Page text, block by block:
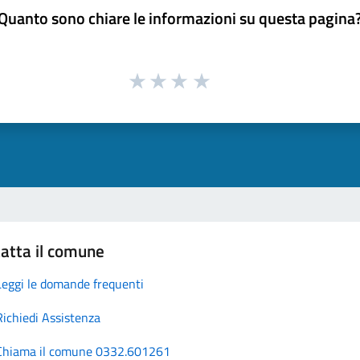
sono chiare le informazioni su questa
il comune
le domande frequenti
Assistenza
il comune 0332.601261